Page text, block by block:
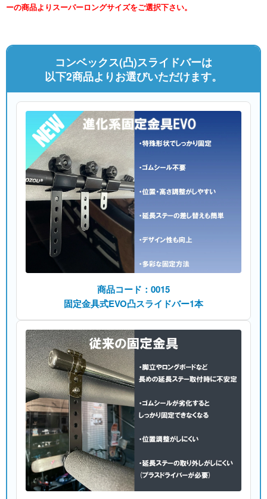
ーの商品よりスーパーロングサイズをご選択下さい。
コンベックス(凸)スライドバーは
以下2商品よりお選びいただけます。
商品コード：0015
固定金具式EVO凸スライドバー1本